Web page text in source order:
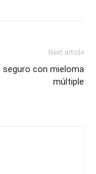
Next article
seguro con mieloma
múltiple